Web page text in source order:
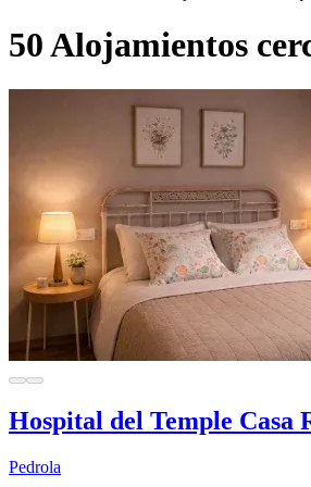
50 Alojamientos
Hospital del Temple Casa
Pedrola